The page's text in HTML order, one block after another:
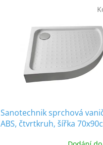
Sanotechnik sprchová
ABS, čtvrtkruh, šířka